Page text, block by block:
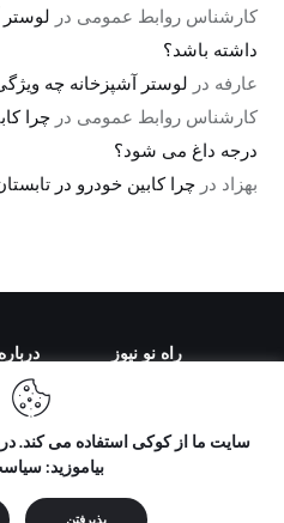
کارشناس روابط عمومی در لوستر
داشته باشد؟
عارفه در لوستر آشپزخانه چه
کارشناس روابط عمومی در
درجه داغ می شود؟
بهزاد درچرا کابین خودرو در تابستان تا ۶۰ درجه داغ
راه نو نیوز
تمامی حقوق مطالب برای "راه نو
برداری بدون ذکر
سایت ما از کوکی استفاده می کند.
بیاموزید: